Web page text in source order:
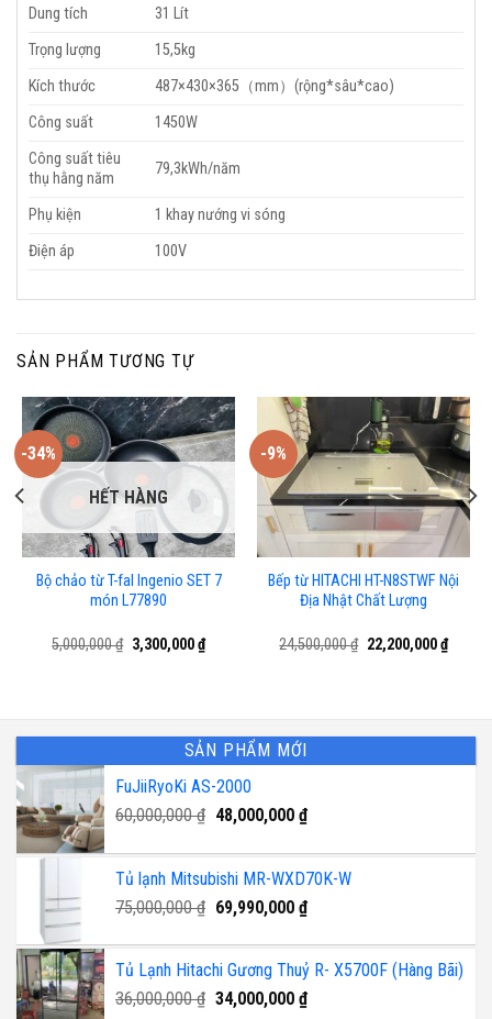
Dung tích
31 Lít
Trọng lượng
15,5kg
Kích thước
487×430×365（mm）(rộng*sâu*cao)
Công suất
1450W
Công suất tiêu
thụ hằng năm
79,3kWh/năm
Phụ kiện
1 khay nướng vi sóng
Điện áp
100V
SẢN PHẨM TƯƠNG TỰ
-34%
HẾT HÀNG
Bộ chảo từ T-fal Ingenio SET 7
món L77890
5,000,000₫ Giá
gốc
3,300,000₫Giá
hiện
-9%
Bếp từ HITACHI HT-N8STWF Nội
Địa Nhật Chất Lượng
24,500,000₫ Giá
gốc
22,200,000₫Giá
hiện
SẢN PHẨM MỚI
FuJiiRyoKi AS-2000
60,000,000₫ Giá
là:
60,000,000 ₫.
48,000,000 ₫Giá
tại
là:
48,000,000 ₫.
Tủ lạnh Mitsubishi MR-WXD70K-W
75,000,000₫ Giá
là:
75,000,000 ₫.
69,990,000 ₫Giá
tại
là:
69,990,000 ₫.
Tủ Lạnh Hitachi Gương Thuỷ R- X5700F (Hàng Bãi)
36,000,000₫ Giá
34,000,000 ₫Giá